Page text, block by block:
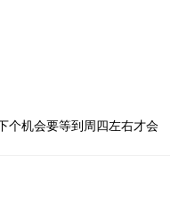
个机会要等到周四左右才会